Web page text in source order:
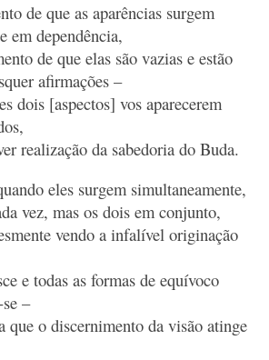
de que as aparências surgem
em dependência,
de que elas são vazias e estão
afirmações –
dois [aspectos] vos aparecerem
realização da sabedoria do Buda.
eles surgem simultaneamente,
vez, mas os dois em conjunto,
vendo a infalível originação
e todas as formas de equívoco
–
que o discernimento da visão atinge